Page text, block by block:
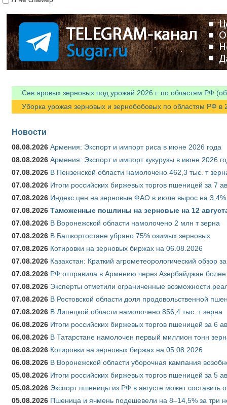
Сев яровых зерновых под урожай 2026 г. по областям РФ
Уборка урожая зерновых и зернобобовых по областям РФ в
Новости
08.08.2026 Армения: Экспорт и импорт риса в июне 2026 года
08.08.2026 Армения: Экспорт и импорт кукурузы в июне 2026
07.08.2026 В Пензенской области намолочено 462,3 тыс. т
07.08.2026 Итоги российских биржевых торгов пшеницей за 7
07.08.2026 Индекс цен на зерновые ФАО в июле вырос на 3,4%
07.08.2026 Таможенные пошлины на зерновые на 12
07.08.2026 В Воронежской области намолочено 2 млн т зерна
07.08.2026 В Башкортостане убрано 75% озимых зерновых
07.08.2026 Котировки на зерновых биржах на 06.08.2026
07.08.2026 Казахстан: Краткий агрометеорологический обзор
07.08.2026 РФ отправила в Армению через Азербайджан более
07.08.2026 Эксперты отметили ограниченные возможности
07.08.2026 В Ростовской области доля продовольственной
07.08.2026 В Липецкой области намолочено 856,4 тыс. т зерна
06.08.2026 Итоги российских биржевых торгов пшеницей за 6
06.08.2026 В Татарстане намолочен первый миллион тонн
06.08.2026 Котировки на зерновых биржах на 05.08.2026
06.08.2026 В Воронежской области уборочная кампания
05.08.2026 Итоги российских биржевых торгов пшеницей за 5
05.08.2026 Экспорт пшеницы из РФ в августе может составить
05.08.2026 Пшеница и ячмень подешевели на 8–14,5% за три